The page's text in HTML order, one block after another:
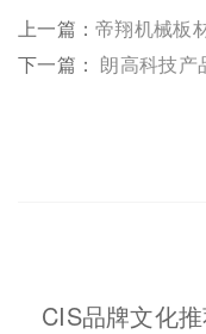
上一篇：帝翔机械板
下一篇： 朗高科技产
CIS品牌文化